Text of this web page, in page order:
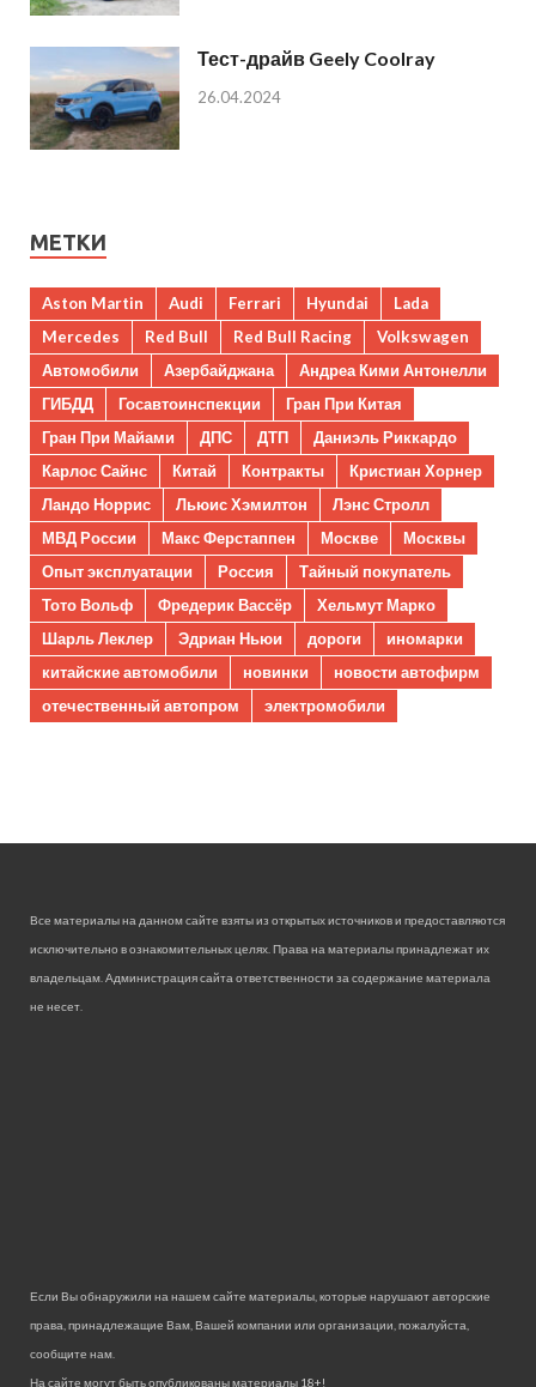
Тест-драйв Geely Coolray
26.04.2024
МЕТКИ
Aston Martin Audi Ferrari Hyundai
Lada
Mercedes
Red Bull Red Bull Racing
Volkswagen
Автомобили
Азербайджана
Андреа Кими Антонелли
ГИБДД
Госавтоинспекции
Гран При Китая
Гран При Майами
ДПС ДТП
Даниэль Риккардо
Карлос Сайнс
Китай Контракты
Кристиан Хорнер
Ландо Норрис
Льюис Хэмилтон
Лэнс Стролл
МВД России
Макс Ферстаппен Москве
Москвы
Опыт эксплуатации
Россия
Тайный покупатель
Тото Вольф
Фредерик Вассёр
Хельмут Марко
Шарль Леклер
Эдриан Ньюи дороги
иномарки
китайские автомобили
новинки
новости автофирм
отечественный автопром
электромобили
Все материалы на данном сайте взяты из открытых источников и предоставляются
исключительно в ознакомительных целях. Права на материалы принадлежат их
владельцам. Администрация сайта ответственности за содержание материала
не несет.
Если Вы обнаружили на нашем сайте материалы, которые нарушают авторские
права, принадлежащие Вам, Вашей компании или организации, пожалуйста,
сообщите нам.
На сайте могут быть опубликованы материалы 18+!